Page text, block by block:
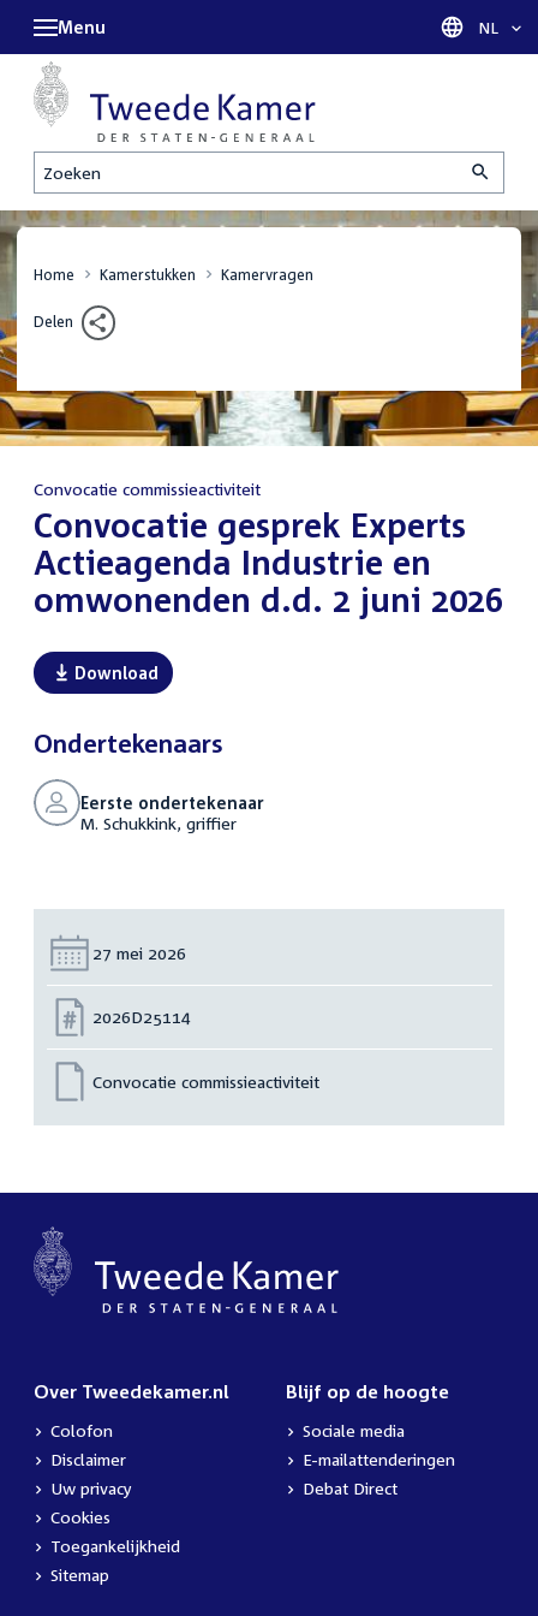
Zoeken
Menu Taal
NL
Home Kamerstukken Kamervragen
Delen
Convocatie commissieactiviteit
:Convocatie gesprek Experts
Actieagenda Industrie en
omwonenden d.d. 2 juni 2026
Download
Ondertekenaars
Eerste ondertekenaar
M. Schukkink, griffier
Datum:
27 mei 2026
Nummer:
2026D25114
Convocatie commissieactiviteit
Over Tweedekamer.nl
Colofon
Disclaimer
Uw privacy
Cookies
Toegankelijkheid
Sitemap
Blijf op de hoogte
Sociale media
E-mailattenderingen
Debat Direct